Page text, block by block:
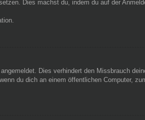
Dies machst du, indem du auf der
Dies verhindert den Missbrauch
du dich an einem öffentlichen Computer,